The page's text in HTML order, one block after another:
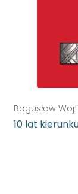
Bogusław
10 lat